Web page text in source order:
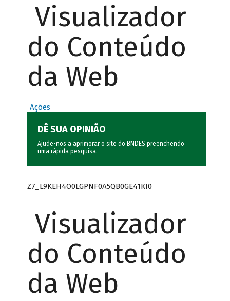
Visualizador
do Conteúdo
da Web
Ações
DÊ SUA OPINIÃO
Ajude-nos a aprimorar o site do BNDES preenchendo
uma rápida pesquisa.
Z7_L9KEH4O0LGPNF0A5QB0GE41KI0
Visualizador
do Conteúdo
da Web